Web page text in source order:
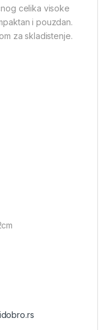
celika visoke
i pouzdan.
za skladistenje.